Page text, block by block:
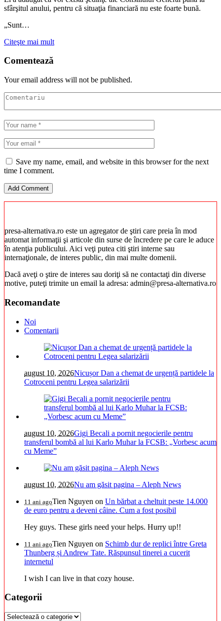
sfârşitul anului, pentru că situaţia financiară nu este foarte bună.
„Sunt…
Citeşte mai mult
Comentează
Your email address will not be published.
Save my name, email, and website in this browser for the next
time I comment.
presa-alternativa.ro este un agregator de ştiri care preia în mod
automat informaţii şi articole din surse de încredere pe care le aduce
în atenţia publicului. Aici veţi putea citi ştiri interne sau
internaţionale, de interes public, din mai multe domenii.
Dacă aveţi o ştire de interes sau doriţi să ne contactaţi din diverse
motive, puteţi trimite un email la adresa: admin@presa-alternativa.ro
Recomandate
Noi
Comentarii
august 10, 2026Nicușor Dan a chemat de urgență partidele la
Cotroceni pentru Legea salarizării
august 10, 2026Gigi Becali a pornit negocierile pentru
transferul bombă al lui Karlo Muhar la FCSB: „Vorbesc acum
cu Meme”
august 10, 2026Nu am găsit pagina – Aleph News
11 ani agoTien Nguyen on Un bărbat a cheltuit peste 14.000
de euro pentru a deveni câine. Cum a fost posibil
Hey guys. These girls need your helps. Hurry up!!
11 ani agoTien Nguyen on Schimb dur de replici între Greta
Thunberg și Andrew Tate. Răspunsul tinerei a cucerit
internetul
I wish I can live in that cozy house.
Categorii
Categorii